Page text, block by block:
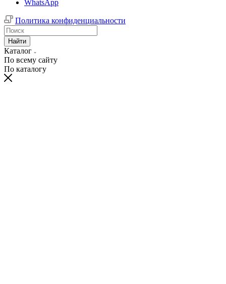
WhatsApp
Политика конфиденциальности
Найти
Каталог
По всему сайту
По каталогу